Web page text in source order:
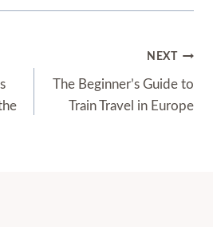
NEXT
The Beginner’s Guide to
Train Travel in Europe